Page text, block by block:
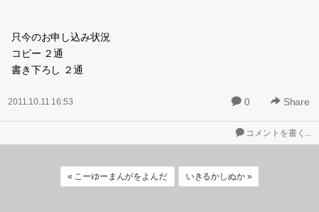
只今のお申し込み状況
コピー ２通
書き下ろし ２通
2011.10.11 16:53 0 Share
コメントを書く...
« こーゆーまんがをよんだ いきるかしぬか »